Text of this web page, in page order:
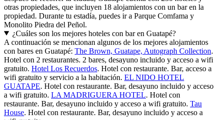
otras propiedades, que incluyen 18 alojamientos con un bar en la
propiedad. Durante tu estadía, puedes ir a Parque Comfama y
Monolito Piedra del Peñol.
¿Cuáles son los mejores hoteles con bar en Guatapé?
A continuación se mencionan algunos de los mejores alojamientos
con bares en Guatapé: The Brown, Guatape, Autograph Collection.
Hotel con 2 restaurantes. 2 bares, desayuno incluido y acceso a wifi
gratuito. Hotel Los Recuerdos. Hotel con restaurante. Bar, acceso a
wifi gratuito y servicio a la habitación. EL NIDO HOTEL
GUATAPE. Hotel con restaurante. Bar, desayuno incluido y acceso
a wifi gratuito. LA MADRIGUERA HOTEL. Hotel con
restaurante. Bar, desayuno incluido y acceso a wifi gratuito. Tau
House. Hotel con restaurante. Bar, desayuno incluido y acceso a